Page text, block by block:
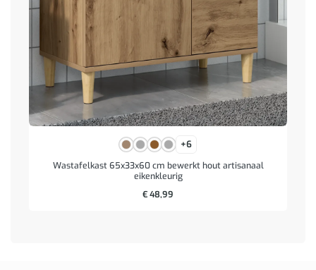
+6
Wastafelkast 65x33x60 cm bewerkt hout artisanaal
eikenkleurig
€48,99